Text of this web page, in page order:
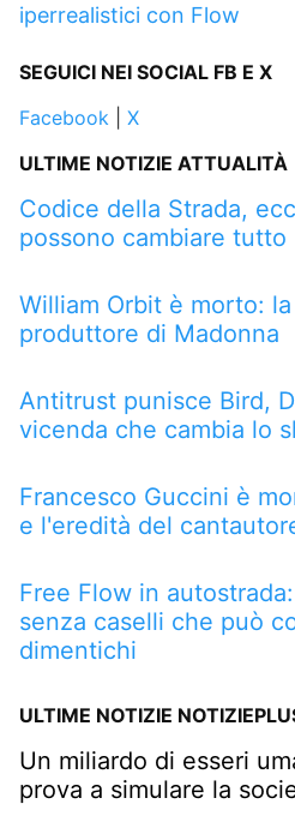
iperrealistici con Flow
SEGUICI NEI SOCIAL FB E X
Facebook
X
ULTIME NOTIZIE ATTUALITÀ
Codice della Strada,
possono cambiare tutto
William Orbit è morto:
produttore di Madonna
Antitrust punisce Bird,
vicenda che cambia lo
Francesco Guccini è
e l'eredità del
Free Flow in
senza caselli che può
dimentichi
ULTIME NOTIZIE
Un miliardo di esseri
prova a simulare la